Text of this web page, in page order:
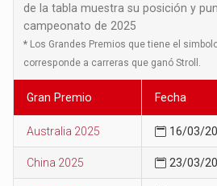
de la tabla muestra su posición y
campeonato de 2025
* Los Grandes Premios que tiene el
corresponde a carreras que ganó Stroll.
Gran Premio Fecha
Australia 2025 16/03/
China 2025 23/03/